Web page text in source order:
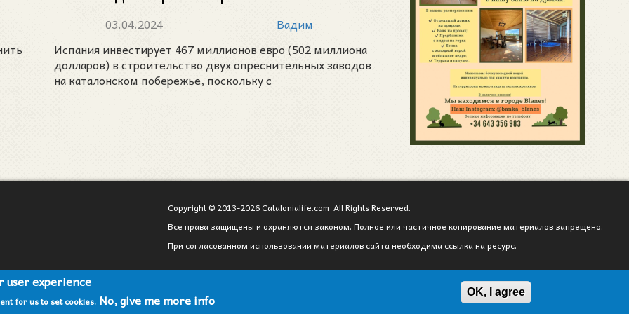
опреснительных заводов в
Каталонии для борьбы с засухой
03.04.2024
Вадим
Испания инвестирует 467 миллионов евро (502 миллиона
долларов) в строительство двух опреснительных заводов
на каталонском побережье, поскольку с
Copyright © 2013-2026 Catalonialife.com All Rights Reserved.
Все права защищены и охраняются законом. Полное или частичное копирование материалов запрещено.
При согласованном использовании материалов сайта необходима ссылка на ресурс.
user experience
for us to set cookies. No, give me more info OK, I agree